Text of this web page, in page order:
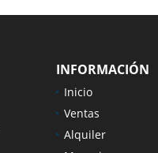
INFORMACIÓN
Inicio
Ventas
Alquiler